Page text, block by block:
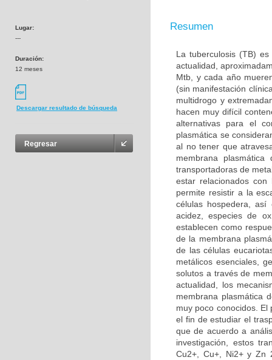
Lugar:
---
Duración:
12 meses
Descargar resultado de búsqueda
Regresar
Resumen
La tuberculosis (TB)
actualidad,
Mtb, y cada año
(sin manifestación
multidrogo y
hacen muy difícil
alternativas para el
plasmática se
al no tener que
membrana
transportadoras de
estar relacionados
permite resistir a la
células hospedera, así
acidez, especies de
establecen como
de la membrana
de las células
metálicos esenciales,
solutos a través de
actualidad, los
membrana plasmática
muy poco conocidos.
el fin de estudiar el
que de acuerdo a
investigación, estos
Cu2+, Cu+, Ni2+ y Zn